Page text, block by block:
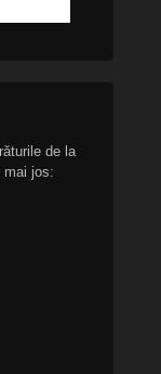
de la
mai jos: